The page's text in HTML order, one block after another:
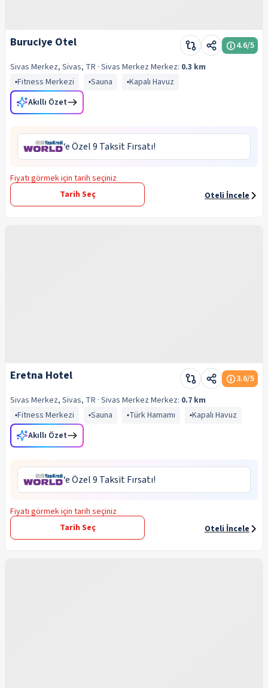
Buruciye Otel 4.6/5
Sivas Merkez, Sivas, TR · Sivas Merkez Merkez: 0.3 km
Fitness Merkezi
Sauna
Kapalı Havuz
Akıllı Özet
‘e Özel 9 Taksit Fırsatı!
Fiyatı görmek için tarih seçiniz
Tarih Seç
Oteli İncele
Eretna Hotel 3.6/5
Sivas Merkez, Sivas, TR · Sivas Merkez Merkez: 0.7 km
Fitness Merkezi
Sauna Türk Hamamı
Kapalı Havuz
Akıllı Özet
‘e Özel 9 Taksit Fırsatı!
Fiyatı görmek için tarih seçiniz
Tarih Seç
Oteli İncele